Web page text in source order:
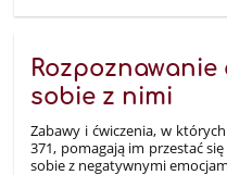
Bożonarodzeniowy
Wydziale
Neofilologii
UW:
sobie z nimi
Zabawy i ćwiczenia, w
371, pomagają im przestać
sobie z negatywnymi